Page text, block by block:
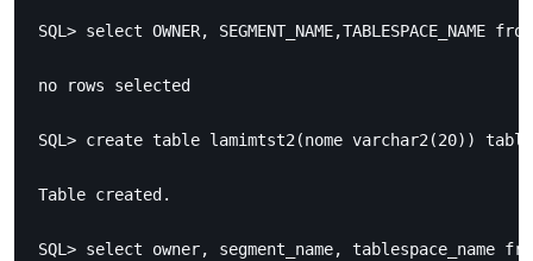
SQL> select OWNER,
no rows selected
SQL> create table lamimtst2(nome varchar2(20))
Table created.
SQL> select owner, segment_name, tablespace_name